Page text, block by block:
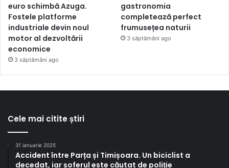
euro schimbă Azuga.
Fostele platforme
industriale devin noul
motor al dezvoltării
economice
3 săptămâni ago
gastronomia
completează perfect
frumusețea naturii
3 săptămâni ago
Cele mai citite știri
31 ianuarie 2025
Accident între Parța și Timișoara. Un biciclist a
decedat, iar șoferul este căutat de poliție